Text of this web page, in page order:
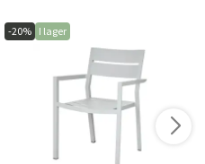
-20% I lager